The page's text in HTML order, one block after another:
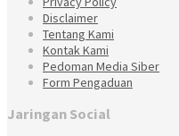
Disclaimer
Tentang Kami
Kontak Kami
Pedoman Media Siber
Form Pengaduan
Jaringan Social